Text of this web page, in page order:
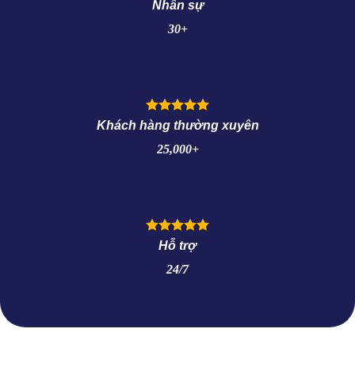
Nhân sự
30+
Khách hàng thường xuyên
25,000+
Hỗ trợ
24/7